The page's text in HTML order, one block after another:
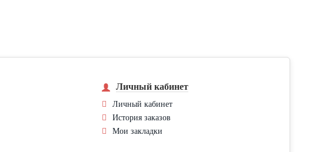
Личный кабинет
Личный кабинет
История заказов
Мои закладки